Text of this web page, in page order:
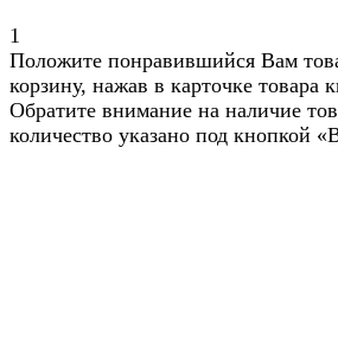
1
Положите понравившийся Вам
корзину, нажав в карточке товара
Обратите внимание на наличие
количество указано под кнопкой